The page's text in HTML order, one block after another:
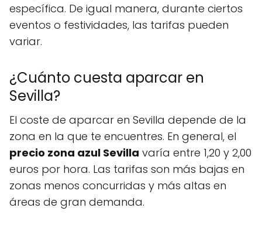
específica. De igual manera, durante ciertos
eventos o festividades, las tarifas pueden
variar.
¿Cuánto cuesta aparcar en
Sevilla?
El coste de aparcar en Sevilla depende de la
zona en la que te encuentres. En general, el
precio zona azul Sevilla varía entre 1,20 y 2,00
euros por hora. Las tarifas son más bajas en
zonas menos concurridas y más altas en
áreas de gran demanda.